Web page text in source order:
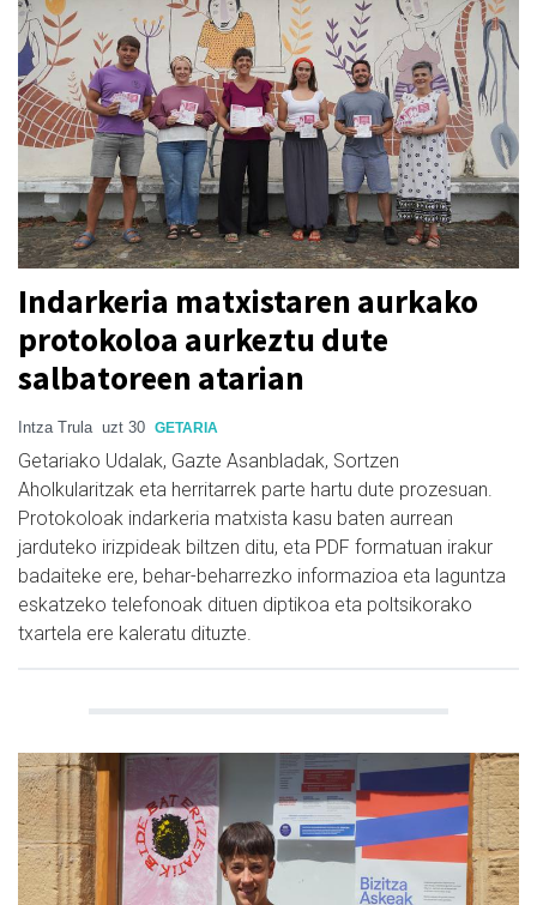
Indarkeria matxistaren aurkako
protokoloa aurkeztu dute
salbatoreen atarian
Intza Trula uzt 30 GETARIA
Getariako Udalak, Gazte Asanbladak, Sortzen
Aholkularitzak eta herritarrek parte hartu dute prozesuan.
Protokoloak indarkeria matxista kasu baten aurrean
jarduteko irizpideak biltzen ditu, eta PDF formatuan irakur
badaiteke ere, behar-beharrezko informazioa eta laguntza
eskatzeko telefonoak dituen diptikoa eta poltsikorako
txartela ere kaleratu dituzte.